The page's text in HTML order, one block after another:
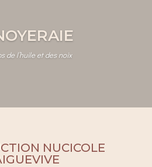
de l’huile et des noix
NUCICOLE